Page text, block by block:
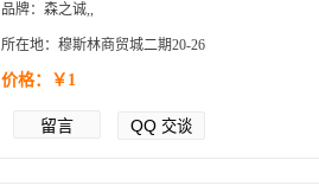
品牌：森之诚,,
所在地：穆斯林商贸城二期20-26
价格：￥1
留言 QQ 交谈